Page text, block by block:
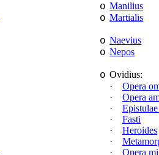
o Manilius
o Martialis
o Naevius
o Nepos
o Ovidius:
·
Opera
·
Opera
·
·
Fasti
·
Heroides
·
·
Opera